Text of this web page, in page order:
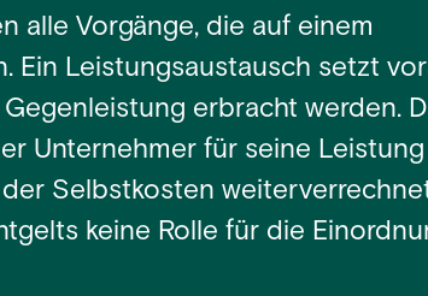
alle Vorgänge, die auf einem
Ein Leistungsaustausch setzt
erbracht werden.
Unternehmer für seine Leistung
Selbstkosten
keine Rolle für die